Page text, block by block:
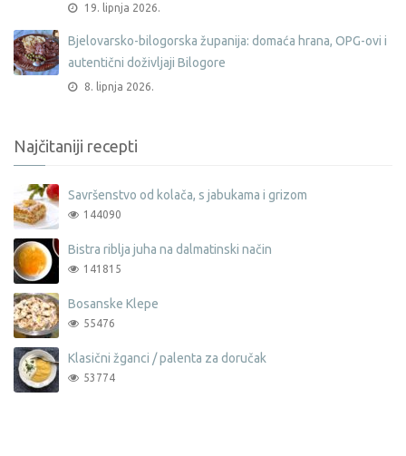
19. lipnja 2026.
Bjelovarsko-bilogorska županija: domaća hrana, OPG-ovi i
autentični doživljaji Bilogore
8. lipnja 2026.
Najčitaniji recepti
Savršenstvo od kolača, s jabukama i grizom
144090
Bistra riblja juha na dalmatinski način
141815
Bosanske Klepe
55476
Klasični žganci / palenta za doručak
53774